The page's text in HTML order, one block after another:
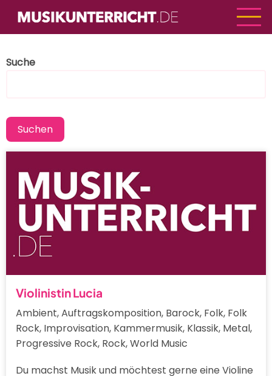
zum
Inhalt
Suche
Violinistin Lucia
Ambient, Auftragskomposition, Barock, Folk, Folk
Rock, Improvisation, Kammermusik, Klassik, Metal,
Progressive Rock, Rock, World Music
Du machst Musik und möchtest gerne eine Violine